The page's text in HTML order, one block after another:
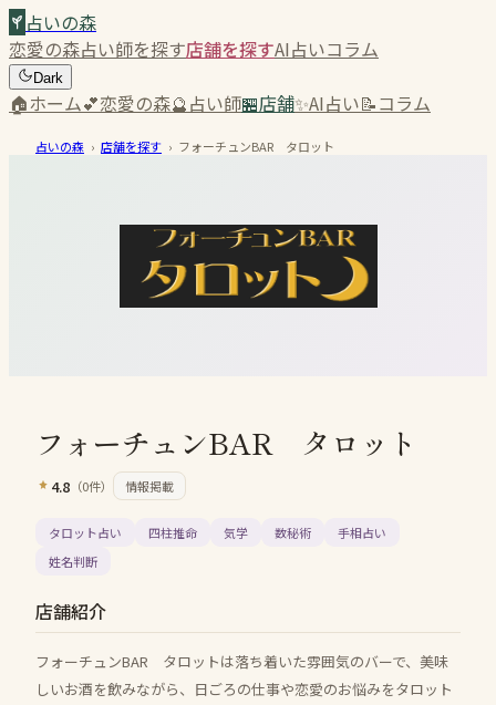
占いの森
恋愛の森占い師を探す店舗を探すAI占いコラム
Dark
🏠ホーム💕恋愛の森🔮占い師🏪店舗✨AI占い📝コラム
占いの森 › 店舗を探す › フォーチュンBAR タロット
フォーチュンBAR タロット
4.8 （0件） 情報掲載
タロット占い 四柱推命 気学 数秘術
手相占い
姓名判断
店舗紹介
フォーチュンBAR タロットは落ち着いた雰囲気のバーで、美味
しいお酒を飲みながら、日ごろの仕事や恋愛のお悩みをタロット